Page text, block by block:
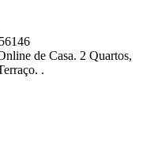
de Casa. 2 Quartos,
.